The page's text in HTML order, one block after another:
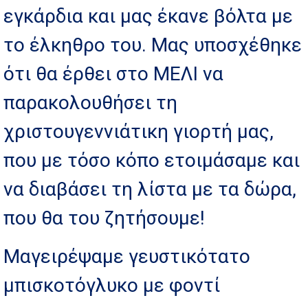
εγκάρδια και μας έκανε βόλτα με
το έλκηθρο του. Μας υποσχέθηκε
ότι θα έρθει στο ΜΕΛΙ να
παρακολουθήσει τη
χριστουγεννιάτικη γιορτή μας,
που με τόσο κόπο ετοιμάσαμε και
να διαβάσει τη λίστα με τα δώρα,
που θα του ζητήσουμε!
Μαγειρέψαμε γευστικότατο
μπισκοτόγλυκο με φοντί